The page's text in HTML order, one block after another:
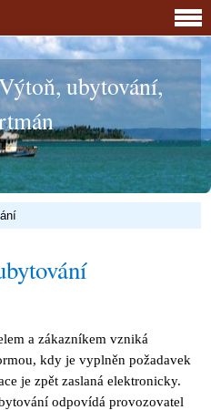
ubytování,
a zákazníkem vzniká
kdy je vyplněn požadavek
je zpět zaslaná elektronicky.
odpovídá provozovatel